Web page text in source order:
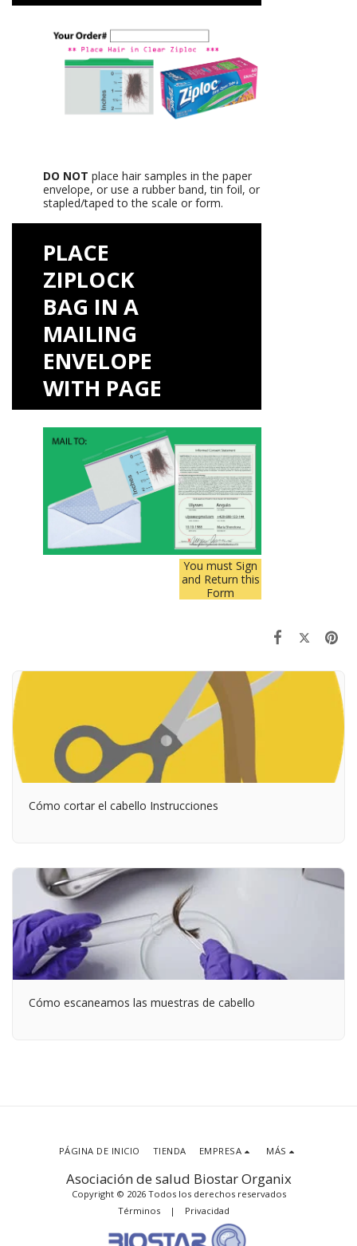
DO NOT place hair samples in the paper
envelope, or use a rubber band, tin foil, or
stapled/taped to the scale or form.
PLACE
ZIPLOCK
BAG IN A
MAILING
ENVELOPE
WITH PAGE
You must Sign
and Return this
Form
Cómo cortar el cabello Instrucciones
Cómo escaneamos las muestras de cabello
Asociación de salud Biostar Organix
Copyright © 2026 Todos los derechos reservados
Términos | Privacidad
PÁGINA DE INICIO TIENDA EMPRESA MÁS